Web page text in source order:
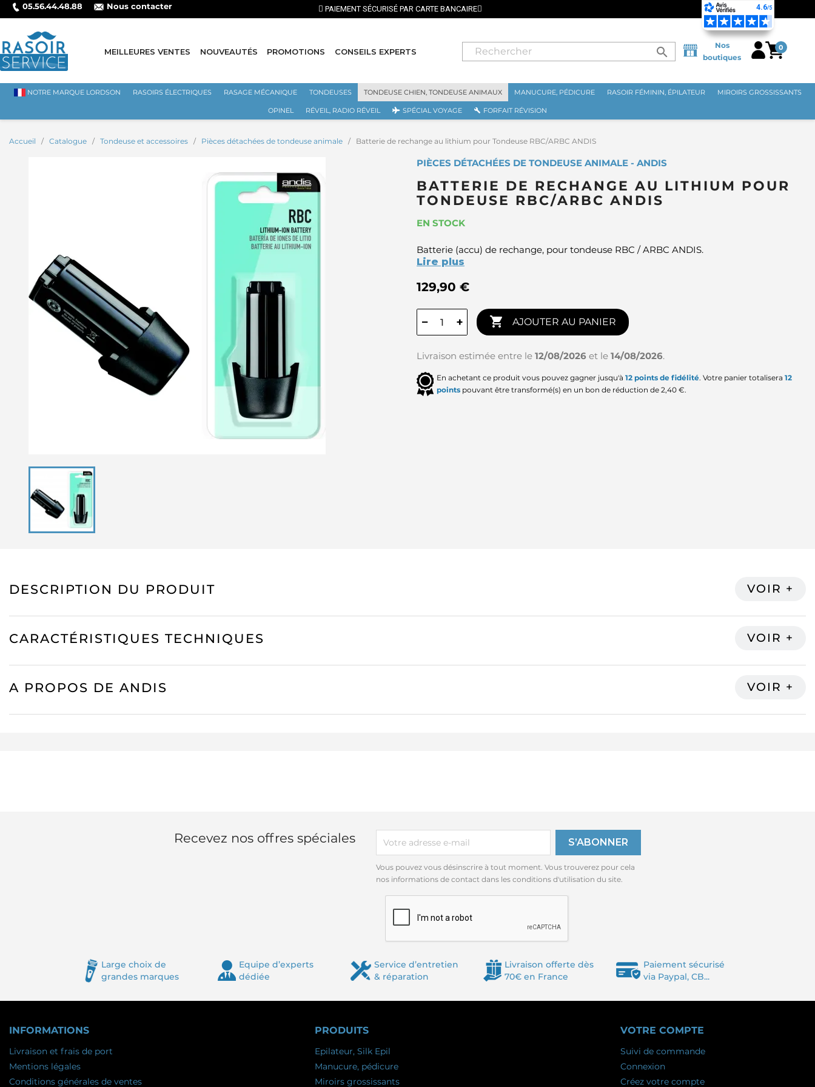
05.56.44.48.88 Nous contacter
PAR CARTE BANCAIRE ⭐ LIVRAISON GRATUITE EN
MEILLEURES VENTES NOUVEAUTÉS PROMOTIONS CONSEILS EXPERTS search
Nos
boutiques
0
NOTRE MARQUE LORDSON RASOIRS ÉLECTRIQUES RASAGE MÉCANIQUE TONDEUSES TONDEUSE CHIEN, TONDEUSE ANIMAUX MANUCURE, PÉDICURE RASOIR FÉMININ, ÉPILATEUR MIROIRS GROSSISSANTS
OPINEL RÉVEIL, RADIO RÉVEIL SPÉCIAL VOYAGE FORFAIT RÉVISION
Accueil Catalogue Tondeuse et accessoires Pièces détachées de tondeuse animale Batterie de rechange au lithium pour Tondeuse RBC/ARBC ANDIS
PIÈCES DÉTACHÉES DE TONDEUSE ANIMALE - ANDIS
BATTERIE DE RECHANGE AU LITHIUM POUR
TONDEUSE RBC/ARBC ANDIS
EN STOCK
Batterie (accu) de rechange, pour tondeuse RBC / ARBC ANDIS.
Lire plus
129,90 €
− +  AJOUTER AU PANIER
Livraison estimée entre le 12/08/2026 et le 14/08/2026.
En achetant ce produit vous pouvez gagner jusqu'à 12 points de fidélité. Votre panier totalisera 12
points pouvant être transformé(s) en un bon de réduction de 2,40 €.
DESCRIPTION DU PRODUIT
CARACTÉRISTIQUES TECHNIQUES
A PROPOS DE ANDIS
Recevez nos offres spéciales
Vous pouvez vous désinscrire à tout moment. Vous trouverez pour cela
nos informations de contact dans les conditions d'utilisation du site.
Large choix de
grandes marques
Equipe d’experts
dédiée
Service d’entretien
& réparation
Livraison offerte dès
70€ en France
Paiement sécurisé
via Paypal, CB...
INFORMATIONS
Livraison et frais de port
Mentions légales
Conditions générales de ventes
PRODUITS
Epilateur, Silk Epil
Manucure, pédicure
Miroirs grossissants
VOTRE COMPTE
Suivi de commande
Connexion
Créez votre compte